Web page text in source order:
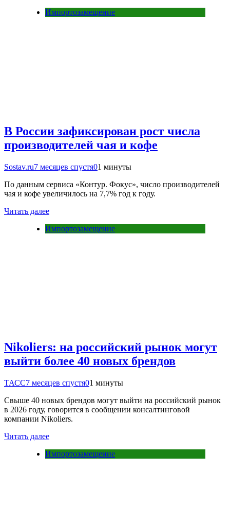
Импортозамещение
В России зафиксирован рост числа
производителей чая и кофе
Sostav.ru7 месяцев спустя01 минуты
По данным сервиса «Контур. Фокус», число производителей
чая и кофе увеличилось на 7,7% год к году.
Читать далее
Импортозамещение
Nikoliers: на российский рынок могут
выйти более 40 новых брендов
ТАСС7 месяцев спустя01 минуты
Свыше 40 новых брендов могут выйти на российский рынок
в 2026 году, говорится в сообщении консалтинговой
компании Nikoliers.
Читать далее
Импортозамещение